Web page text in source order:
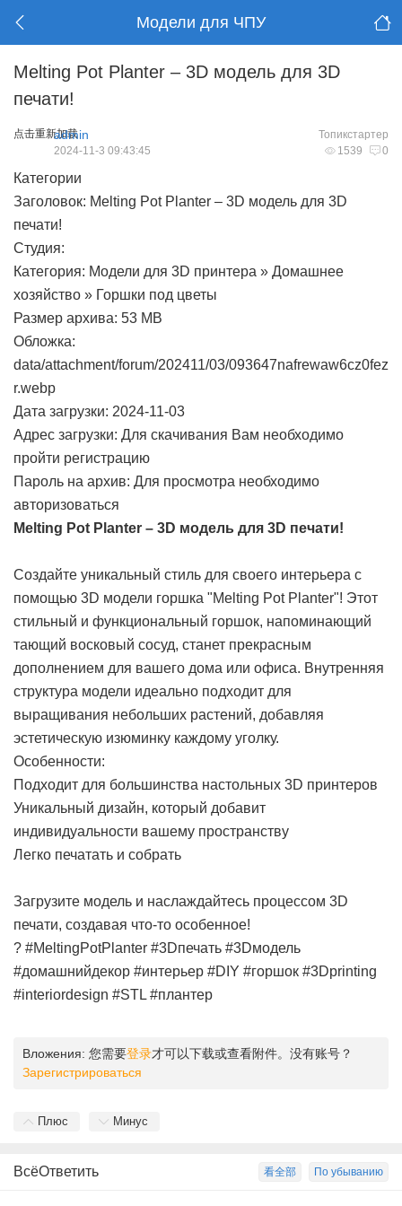
Модели для ЧПУ
Melting Pot Planter – 3D модель для 3D
печати!
点击重新加载 Топикстартер
admin
1539 0
2024-11-3 09:43:45
Категории
Заголовок: Melting Pot Planter – 3D модель для 3D
печати!
Студия:
Категория: Модели для 3D принтера » Домашнее
хозяйство » Горшки под цветы
Размер архива: 53 MB
Обложка:
data/attachment/forum/202411/03/093647nafrewaw6cz0fez
r.webp
Дата загрузки: 2024-11-03
Адрес загрузки: Для скачивания Вам необходимо
пройти регистрацию
Пароль на архив: Для просмотра необходимо
авторизоваться
Melting Pot Planter – 3D модель для 3D печати!
Создайте уникальный стиль для своего интерьера с
помощью 3D модели горшка "Melting Pot Planter"! Этот
стильный и функциональный горшок, напоминающий
тающий восковый сосуд, станет прекрасным
дополнением для вашего дома или офиса. Внутренняя
структура модели идеально подходит для
выращивания небольших растений, добавляя
эстетическую изюминку каждому уголку.
Особенности:
Подходит для большинства настольных 3D принтеров
Уникальный дизайн, который добавит
индивидуальности вашему пространству
Легко печатать и собрать
Загрузите модель и наслаждайтесь процессом 3D
печати, создавая что-то особенное!
? #MeltingPotPlanter #3Dпечать #3Dмодель
#домашнийдекор #интерьер #DIY #горшок #3Dprinting
#interiordesign #STL #плантер
Вложения: 您需要登录才可以下载或查看附件。没有账号？
Зарегистрироваться
Плюс Минус
По убыванию
看全部
ВсёОтветить